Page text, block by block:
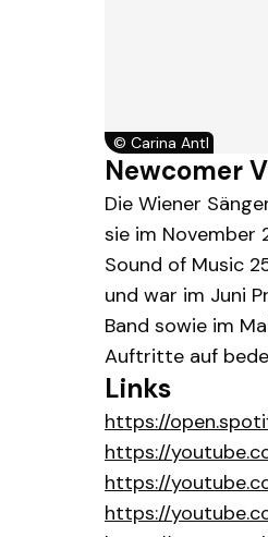
© Carina Antl
Newcomer
Die Wiener
sie im November
Sound of Music
und war im Juni
Band sowie im
Auftritte auf
Links
https://
https://
https://
https://